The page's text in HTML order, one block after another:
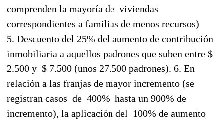
comprenden la mayoría de viviendas
correspondientes a familias de menos recursos)
5. Descuento del 25% del aumento de contribución
inmobiliaria a aquellos padrones que suben entre $
2.500 y $ 7.500 (unos 27.500 padrones). 6. En
relación a las franjas de mayor incremento (se
registran casos de 400% hasta un 900% de
incremento), la aplicación del 100% de aumento